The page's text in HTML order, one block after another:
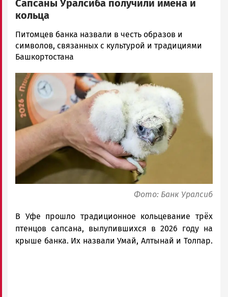
Сапсаны Уралсиба получили имена и
кольца
Екатерина
Желу…
Новости
Карелии
|
Петрозаводск
ГОВОРИТ
Питомцев банка назвали в честь образов и
символов, связанных с культурой и традициями
Башкортостана
Image
Фото: Банк Уралсиб
В Уфе прошло традиционное кольцевание трёх
птенцов сапсана, вылупившихся в 2026 году на
крыше банка. Их назвали Умай, Алтынай и Толпар.